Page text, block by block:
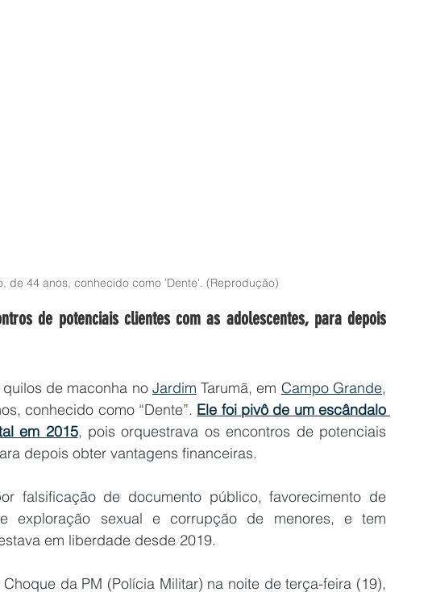
de 44 anos, conhecido como 'Dente'. (Reprodução)
de potenciais clientes com as adolescentes, para depois
de maconha no Jardim Tarumã, em Campo Grande,
conhecido como “Dente”. Ele foi pivô de um escândalo
em 2015, pois orquestrava os encontros de potenciais
depois obter vantagens financeiras.
falsificação de documento público, favorecimento de
exploração sexual e corrupção de menores, e tem
em liberdade desde 2019.
da PM (Polícia Militar) na noite de terça-feira (19),